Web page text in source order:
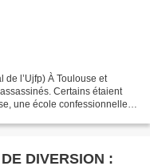
de l’Ujfp) À Toulouse et
Certains étaient
une école confessionnelle
DIVERSION :